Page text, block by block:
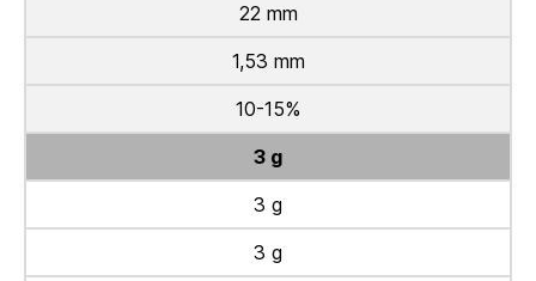
22 mm
1,53 mm
10-15%
3 g
3 g
3 g